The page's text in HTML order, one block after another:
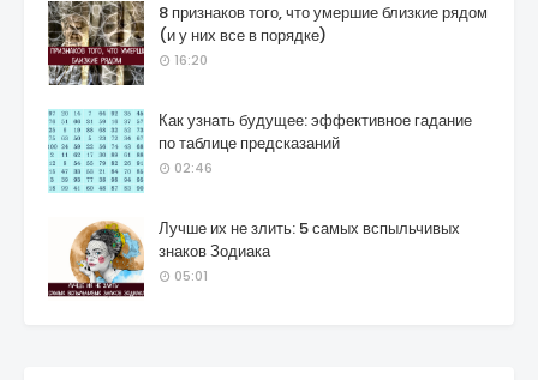
8 признаков того, что умершие близкие рядом
(и у них все в порядке)
16:20
Как узнать будущее: эффективное гадание
по таблице предсказаний
02:46
Лучше их не злить: 5 самых вспыльчивых
знаков Зодиака
05:01